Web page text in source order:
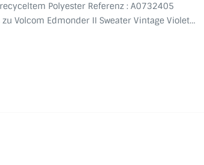
Polyester Referenz : A0732405
zu Volcom Edmonder II Sweater Vintage Violet…